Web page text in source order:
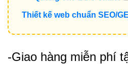
Thiết kế web chuẩn SEO/
-Giao hàng miễn phí